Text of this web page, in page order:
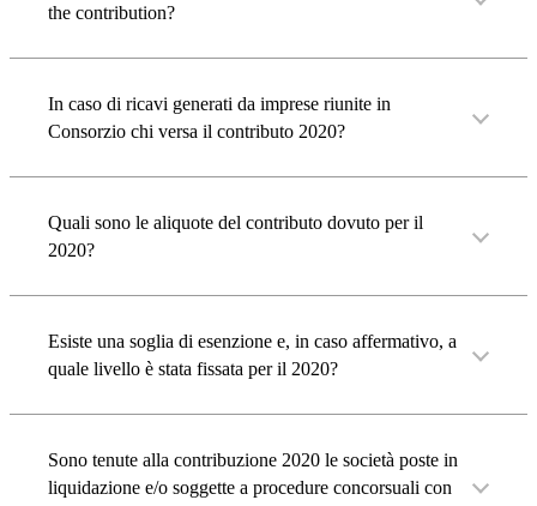
the contribution?
In caso di ricavi generati da imprese riunite in
Consorzio chi versa il contributo 2020?
Quali sono le aliquote del contributo dovuto per il
2020?
Esiste una soglia di esenzione e, in caso affermativo, a
quale livello è stata fissata per il 2020?
Sono tenute alla contribuzione 2020 le società poste in
liquidazione e/o soggette a procedure concorsuali con